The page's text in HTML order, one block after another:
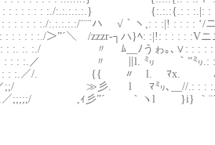
: : : : : :./:.:.:.:.:.} {:.:.:{.: : :.|: : : :
: : :./:.:.:.:.:/¨¨¨ハ √｀ヽ,: : :|! : : : : ‘/
:./＞”´＼ /zzzr‐┐ハ}ﾍ: :|!: : : : : :Vニ
: :. :. :./ 〃 ﾑ__ﾉうゎ｡､∨: : : : : :
: :.／ 〃 ∥l. ㍉ ｀”㍉.: :. :. :.
:.／/. {{ 〃 l. ﾏx. ﾑ.: : : :.
;;/ ≫彡. l ﾏ㍉､__//.: : : :.
,ｨ彡”´ ｀ヽl }i} ｀¨´}: : : :